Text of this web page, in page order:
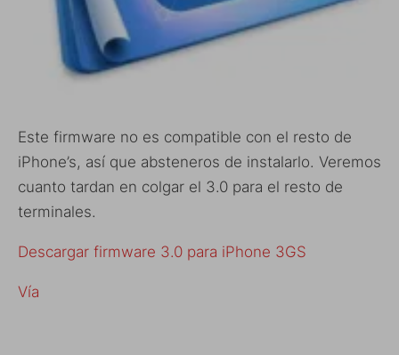
Este firmware no es compatible con el resto de
iPhone’s, así que absteneros de instalarlo. Veremos
cuanto tardan en colgar el 3.0 para el resto de
terminales.
Descargar firmware 3.0 para iPhone 3GS
Vía